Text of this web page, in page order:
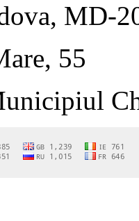
MD-
55